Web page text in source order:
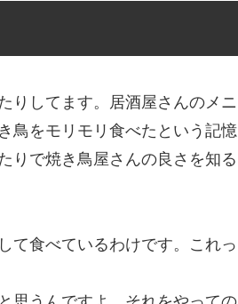
りしてます。居酒屋さんのメニ
鳥をモリモリ食べたという記憶
て食べているわけです。これっ